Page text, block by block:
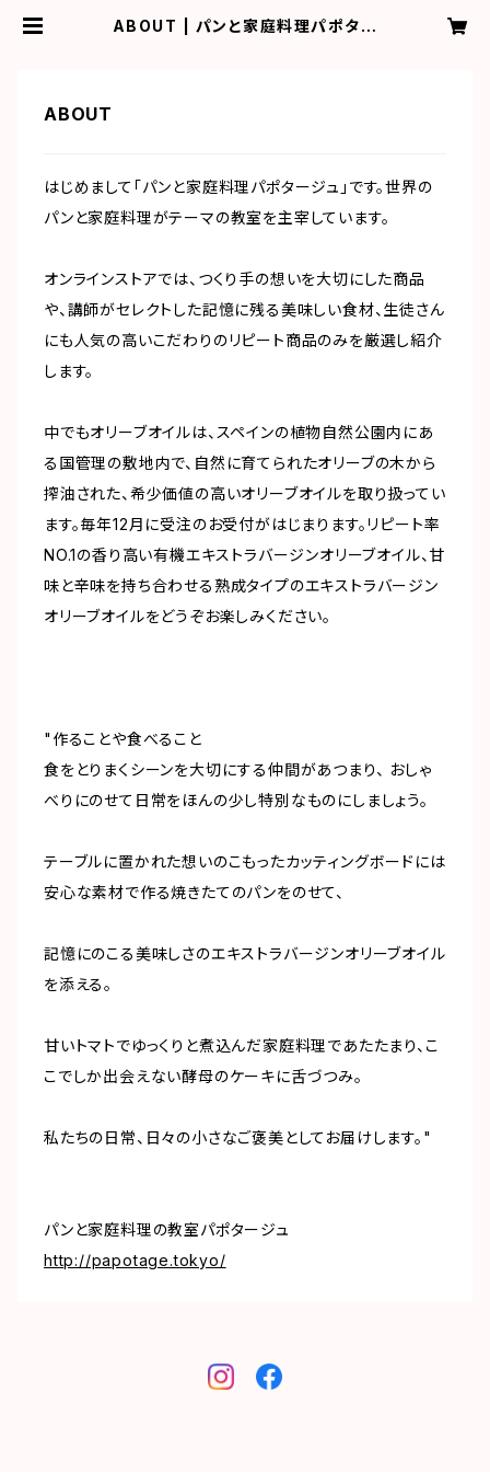
ABOUT | パンと家庭料理パポター
ABOUT
はじめまして「パンと家庭料理パポタージュ」です。世界の
パンと家庭料理がテーマの教室を主宰しています。
オンラインストアでは、つくり手の想いを大切にした商品
や、講師がセレクトした記憶に残る美味しい食材、生徒さん
にも人気の高いこだわりのリピート商品のみを厳選し紹介
します。
中でもオリーブオイルは、スペインの植物自然公園内にあ
る国管理の敷地内で、自然に育てられたオリーブの木から
搾油された、希少価値の高いオリーブオイルを取り扱ってい
ます。毎年12月に受注のお受付がはじまります。リピート率
NO.1の香り高い有機エキストラバージンオリーブオイル、甘
味と辛味を持ち合わせる熟成タイプのエキストラバージン
オリーブオイルをどうぞお楽しみください。
"作ることや食べること
食をとりまくシーンを大切にする仲間があつまり、 おしゃ
べりにのせて日常をほんの少し特別なものにしましょう。
テーブルに置かれた想いのこもったカッティングボードには
安心な素材で作る焼きたてのパンをのせて、
記憶にのこる美味しさのエキストラバージンオリーブオイル
を添える。
甘いトマトでゆっくりと煮込んだ家庭料理であたたまり、こ
こでしか出会えない酵母のケーキに舌づつみ。
私たちの日常、日々の小さなご褒美としてお届けします。"
パンと家庭料理の教室パポタージュ
http://papotage.tokyo/